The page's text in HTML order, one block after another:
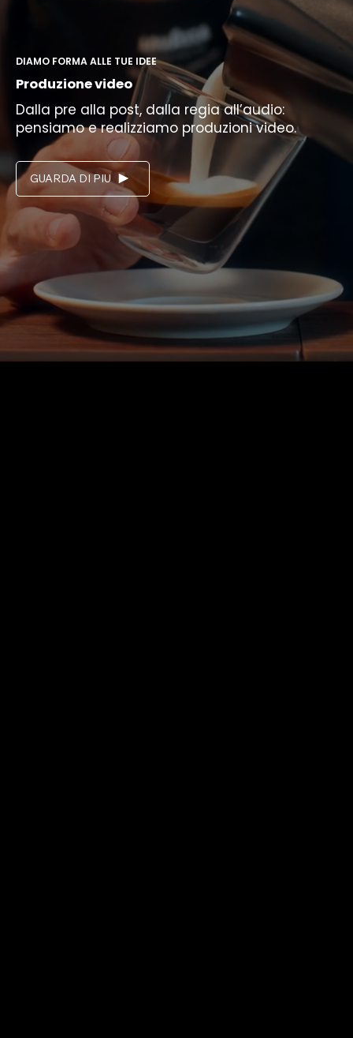
DIAMO FORMA ALLE TUE IDEE
Produzione video
Dalla pre alla post, dalla regia all’audio:
pensiamo e realizziamo produzioni video.
GUARDA DI PIU